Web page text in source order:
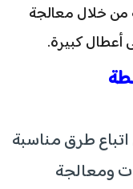
من خلال معالجة
أعطال كبيرة.
طرق مناسبة
ومعالجة